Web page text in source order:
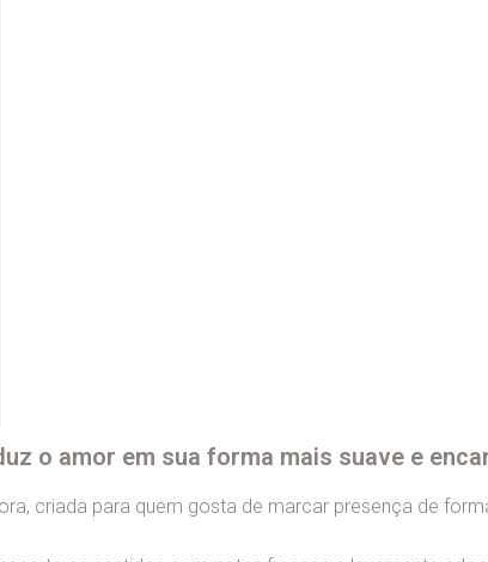
o amor em sua forma mais suave e
criada para quem gosta de marcar presença de